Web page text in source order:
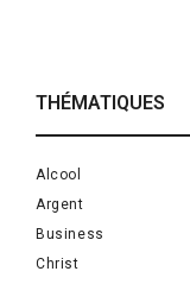
THÉMATIQUES
Alcool
Argent
Business
Christ